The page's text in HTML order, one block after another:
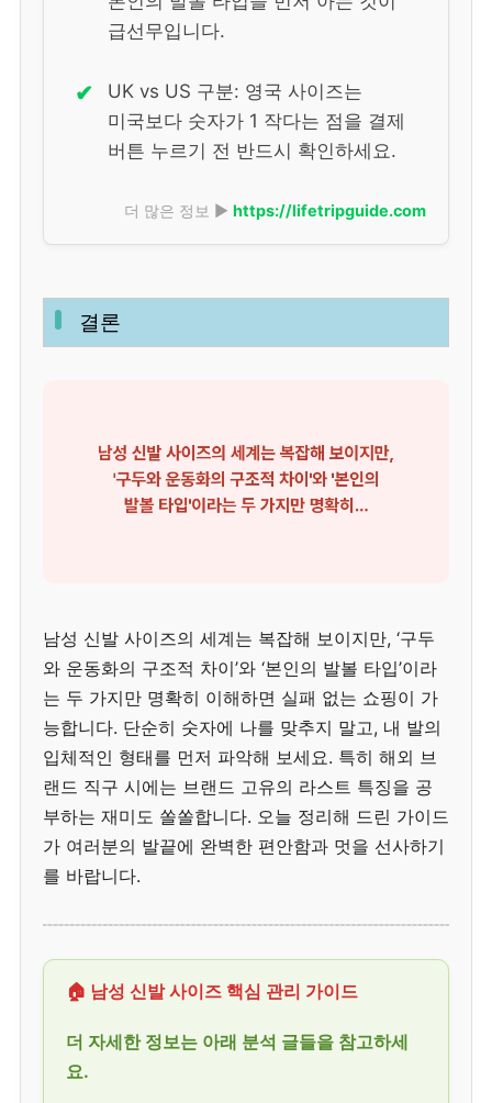
급선무입니다.
✔
UK vs US 구분: 영국 사이즈는
미국보다 숫자가 1 작다는 점을 결제
버튼 누르기 전 반드시 확인하세요.
더 많은 정보 ▶ https://lifetripguide.com
결론
남성 신발 사이즈의 세계는 복잡해 보이지만, ‘구두
와 운동화의 구조적 차이’와 ‘본인의 발볼 타입’이라
는 두 가지만 명확히 이해하면 실패 없는 쇼핑이 가
능합니다. 단순히 숫자에 나를 맞추지 말고, 내 발의
입체적인 형태를 먼저 파악해 보세요. 특히 해외 브
랜드 직구 시에는 브랜드 고유의 라스트 특징을 공
부하는 재미도 쏠쏠합니다. 오늘 정리해 드린 가이드
가 여러분의 발끝에 완벽한 편안함과 멋을 선사하기
를 바랍니다.
🏠 남성 신발 사이즈 핵심 관리 가이드
더 자세한 정보는 아래 분석 글들을 참고하세
요.